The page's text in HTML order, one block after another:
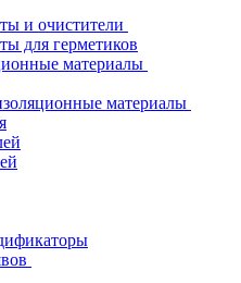
и очистители
для герметиков
материалы
материалы